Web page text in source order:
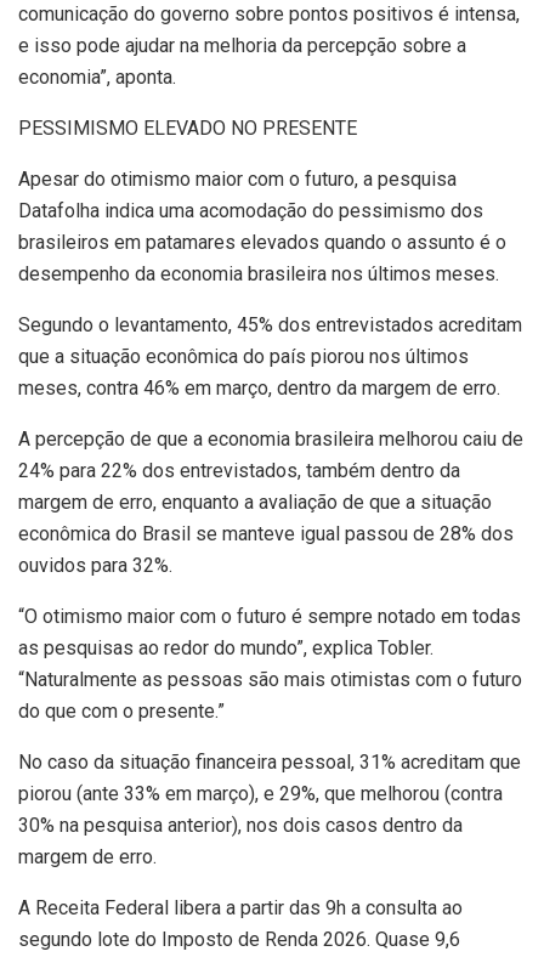
comunicação do governo sobre pontos positivos é intensa,
e isso pode ajudar na melhoria da percepção sobre a
economia”, aponta.
PESSIMISMO ELEVADO NO PRESENTE
Apesar do otimismo maior com o futuro, a pesquisa
Datafolha indica uma acomodação do pessimismo dos
brasileiros em patamares elevados quando o assunto é o
desempenho da economia brasileira nos últimos meses.
Segundo o levantamento, 45% dos entrevistados acreditam
que a situação econômica do país piorou nos últimos
meses, contra 46% em março, dentro da margem de erro.
A percepção de que a economia brasileira melhorou caiu de
24% para 22% dos entrevistados, também dentro da
margem de erro, enquanto a avaliação de que a situação
econômica do Brasil se manteve igual passou de 28% dos
ouvidos para 32%.
“O otimismo maior com o futuro é sempre notado em todas
as pesquisas ao redor do mundo”, explica Tobler.
“Naturalmente as pessoas são mais otimistas com o futuro
do que com o presente.”
No caso da situação financeira pessoal, 31% acreditam que
piorou (ante 33% em março), e 29%, que melhorou (contra
30% na pesquisa anterior), nos dois casos dentro da
margem de erro.
A Receita Federal libera a partir das 9h a consulta ao
segundo lote do Imposto de Renda 2026. Quase 9,6